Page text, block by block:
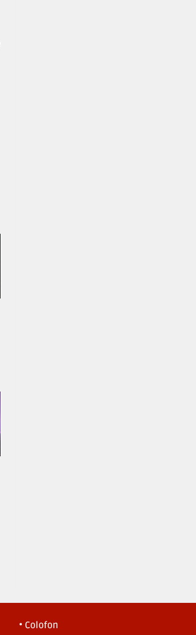
• Colofon